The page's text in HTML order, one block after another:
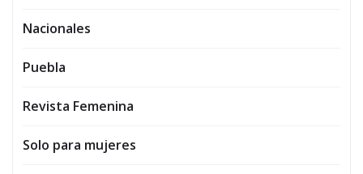
Nacionales
Puebla
Revista Femenina
Solo para mujeres